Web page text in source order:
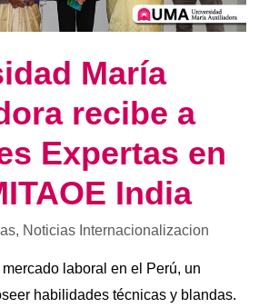
María
recibe a
Expertas en
India
, Noticias Internacionalizacion
laboral en el Perú, un
habilidades técnicas y blandas.